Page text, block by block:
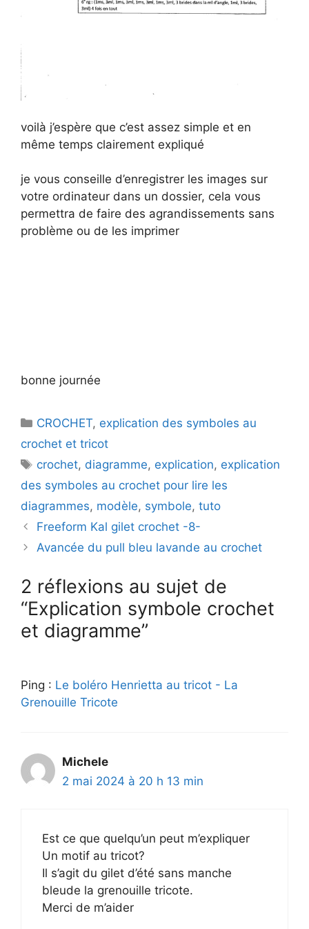
voilà j’espère que c’est assez simple et en
même temps clairement expliqué
je vous conseille d’enregistrer les images sur
votre ordinateur dans un dossier, cela vous
permettra de faire des agrandissements sans
problème ou de les imprimer
bonne journée
Catégories
CROCHET, explication des symboles au
crochet et tricot
Étiquettes
crochet, diagramme, explication, explication
des symboles au crochet pour lire les
diagrammes, modèle, symbole, tuto
Freeform Kal gilet crochet -8-
Avancée du pull bleu lavande au crochet
2 réflexions au sujet de
“Explication symbole crochet
et diagramme”
Ping : Le boléro Henrietta au tricot - La
Grenouille Tricote
Michele
2 mai 2024 à 20 h 13 min
Est ce que quelqu’un peut m’expliquer
Un motif au tricot?
Il s’agit du gilet d’été sans manche
bleude la grenouille tricote.
Merci de m’aider